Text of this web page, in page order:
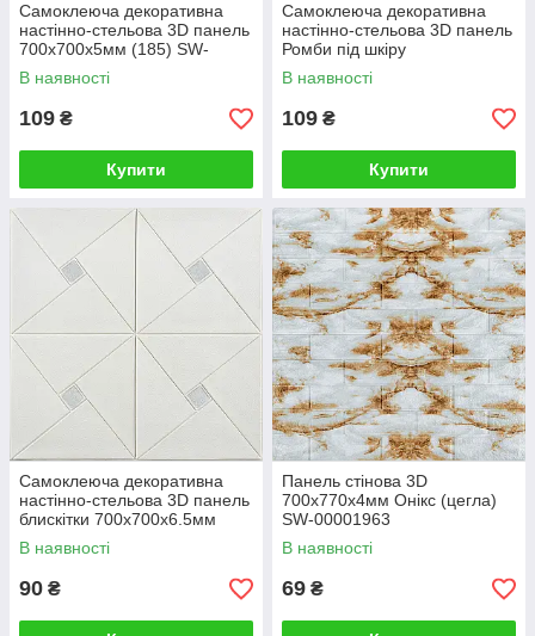
Самоклеюча декоративна
настінно-стельова 3D панель
700х700х5мм (185) SW-
00000490
В наявності
109 ₴
Купити
Самоклеюча декоративна
настінно-стельова 3D панель
Ромби під шкіру
700х700х6мм (161) SW-
00000221
В наявності
109 ₴
Купити
Самоклеюча декоративна
настінно-стельова 3D панель
блискітки 700х700х6.5мм
(372) SW-00000880
В наявності
90 ₴
Панель стінова 3D
700х770х4мм Онікс (цегла)
SW-00001963
В наявності
69 ₴